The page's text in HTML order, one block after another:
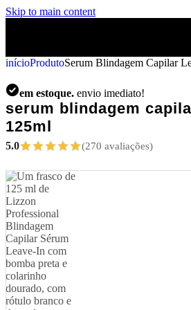
Skip to main content
inícioProdutoSerum Blindagem Capilar
em estoque. envio imediato!
serum blindagem
125ml
5.0 (270 avaliações)